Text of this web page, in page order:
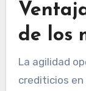
de los
La agilidad
crediticios